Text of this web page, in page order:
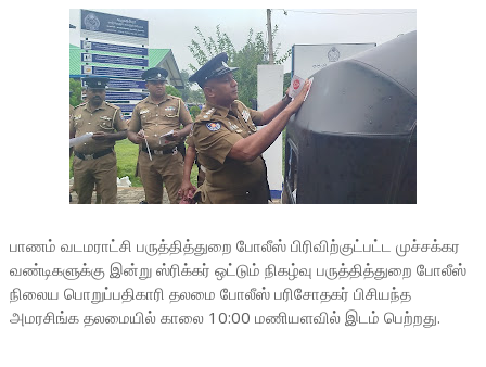
பாணம் வடமராட்சி பருத்தித்துறை போலீஸ் பிரிவிற்குட்பட்ட முச்சக்கர
வண்டிகளுக்கு இன்று ஸ்ரிக்கர் ஒட்டும் நிகழ்வு பருத்தித்துறை போலீஸ்
நிலைய பொறுப்பதிகாரி தலமை போலீஸ் பரிசோதகர் பிசியந்த
அமரசிங்க தலமையில் காலை 10:00 மணியளவில் இடம் பெற்றது.